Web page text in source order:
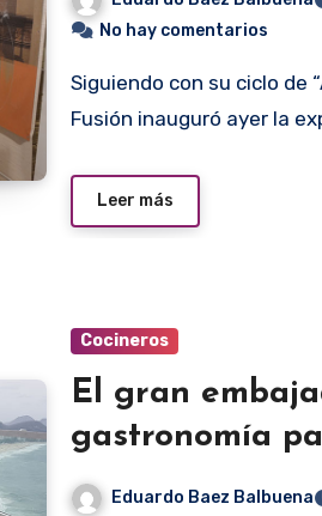
No hay comentarios
Siguiendo con su ciclo de “Amigos & Arte”, el restaurante
Fusión inauguró ayer la
Leer más
Cocineros
El gran
gastronomía
Eduardo Baez Balbuena